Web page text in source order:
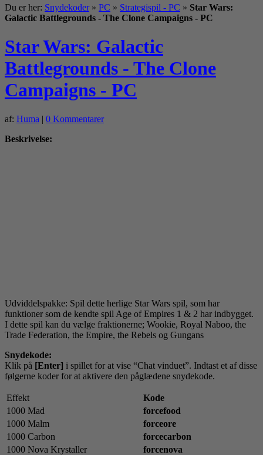
Du er her: Snydekoder » PC » Strategispil - PC » Star Wars:
Galactic Battlegrounds - The Clone Campaigns - PC
Star Wars: Galactic
Battlegrounds - The Clone
Campaigns - PC
af: Huma | 0 Kommentarer
Beskrivelse:
Udviddelspakke: Spil dette herlige Star Wars spil, som har
funktioner som de kendte spil Age of Empires 1 & 2 har indbygget.
I dette spil kan du vælge fraktionerne; Wookie, Royal Naboo, the
Trade Federation, the Empire, the Rebels og Gungans
Snydekode:
Klik på [Enter] i spillet for at vise “Chat vinduet”. Indtast et af disse
følgerne koder for at aktivere den påglædene snydekode.
Effekt
Kode
1000 Mad
forcefood
1000 Malm
forceore
1000 Carbon
forcecarbon
1000 Nova Krystaller
forcenova